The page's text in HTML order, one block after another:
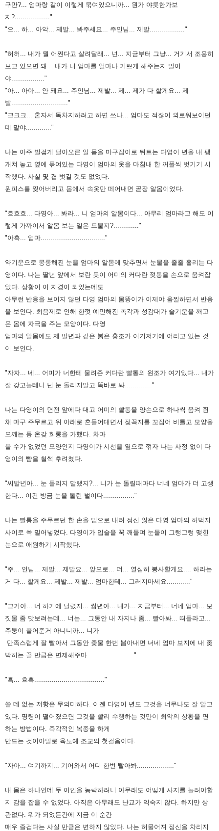
구만?... 엄마랑 같이 이렇게 묶여있으니까... 뭔가 야릇한가보
지?.................."
"으... 하... 아악... 제발... 봐주세요... 주인님... 제발.................."
"허허... 내가 뭘 어쩐다고 살려달래... 넌... 지금부터 그냥... 거기서 조용히
보고 있으면 돼... 내가 니 엄마를 얼마나 기쁘게 해주는지 말이
야................."
"아... 아아... 안 돼요... 주인님... 제발... 제... 제가 다 할게요... 제
발............................."
"크크크... 혼자서 독차지하려고 하면 쓰나... 엄마도 적잖이 외로워보이던
데 말야............."
나는 아주 벌겋게 달아오른 알 몸을 마구잡이로 뒤트는 다영이 년을 내 팽
개쳐 놓고 옆에 묶여있는 다영이 엄마의 옷을 마침내 한 꺼풀씩 벗기기 시
작했다. 사실 몇 겹 벗길 것도 없었다.
원피스를 찢어버리고 몸에서 속옷만 떼어내면 곧장 알몸이었다.
"흐흐흐... 다영아... 봐라... 니 엄마의 알몸이다... 아무리 엄마라고 해도 이
렇게 가까이서 알몸 보는 일은 드물지?............."
"아흑... 엄마................................."
약기운으로 몽롱해진 눈을 엄마의 알몸에 맞추면서 눈물을 줄줄 흘리는 다
영이다. 나는 딸년 앞에서 보란 듯이 어미의 커다란 젖통을 손으로 움켜잡
았다. 상황이 이 지경이 되었는데도
아무런 반응을 보이지 않던 다영 엄마의 몸뚱이가 이제야 움찔하면서 반응
을 보인다. 최음제로 인해 한껏 예민해진 촉각과 성감대가 술기운을 깨고
온 몸에 자극을 주는 모양이다. 다영
엄마의 알몸에도 제 딸년과 같은 붉은 홍조가 여기저기에 어리고 있는 것
이 보인다.
"자자... 네... 어미가 너한테 물려준 커다란 빨통의 원조가 여기있다... 내가
잘 갖고놀테니 넌 눈 돌리지말고 똑바로 봐.............."
나는 다영이의 면전 앞에다 대고 어미의 빨통을 양손으로 하나씩 움켜 쥔
채 마구 주무르고 위 아래로 흔들어대면서 젖꼭지를 꼬집어 비틀고 모양을
으깨는 등 온갖 희롱을 가했다. 차마
볼 수가 없었던 모양인지 다영이가 시선을 옆으로 꺾자 나는 사정 없이 다
영이의 뺨을 철썩 후려쳤다.
"씨발년아... 눈 돌리지 말랬지?... 니가 눈 돌릴때마다 너네 엄마가 더 고생
한다... 이건 방금 눈을 돌린 벌이다................"
나는 빨통을 주무르던 한 손을 밑으로 내려 정신 잃은 다영 엄마의 허벅지
사이로 쓱 밀어넣었다. 다영이가 입술을 꾹 깨물며 눈물이 그렁그렁 맺힌
눈으로 애원하기 시작했다.
"주... 인님... 제발... 제발요... 앞으로... 더... 열심히 봉사할게요.... 하라는
거 다... 할게요... 제발... 제발... 엄마한테...
그러지마세요............"
"그거야... 너 하기에 달렸지... 씹년아... 내가... 지금부터... 너네 엄마... 보
짓물 좀 맛보려는데... 너는... 그동안 내 자지나 좀... 빨아봐... 떠들라고...
주둥이 풀어준거 아니니까... 니가
만족스럽게 잘 빨아서 그동안 좆물 한번 뽑아내면 너네 엄마 보지에 내 좆
박히는 꼴 만큼은 면제해주마........................"
"흑... 흐흑...................................."
쓸 데 없는 저항은 무의미하다. 이젠 다영이 년도 그것을 너무나도 잘 알고
있다. 명령이 떨어졌으면 그것을 빨리 수행하는 것만이 최악의 상황을 면
하는 방법이다. 즉각적인 복종을 하게
만드는 것이야말로 육노예 조교의 첫걸음이다.
"자아... 여기까지... 기어와서 어디 한번 빨아봐..................."
내 몸은 하나인데 두 여인을 농락하려니 아무래도 어떻게 사지를 놀려야할
지 감을 잡을 수 없었다. 아직은 아무래도 난교가 익숙지 않다. 하지만 상
관없다. 뭐가 되었든간에 지금 이 순간
매우 즐겁다는 사실 만큼은 변하지 않았다. 나는 허물어져 정신을 차리지